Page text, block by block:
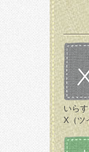
いら
X（ツ